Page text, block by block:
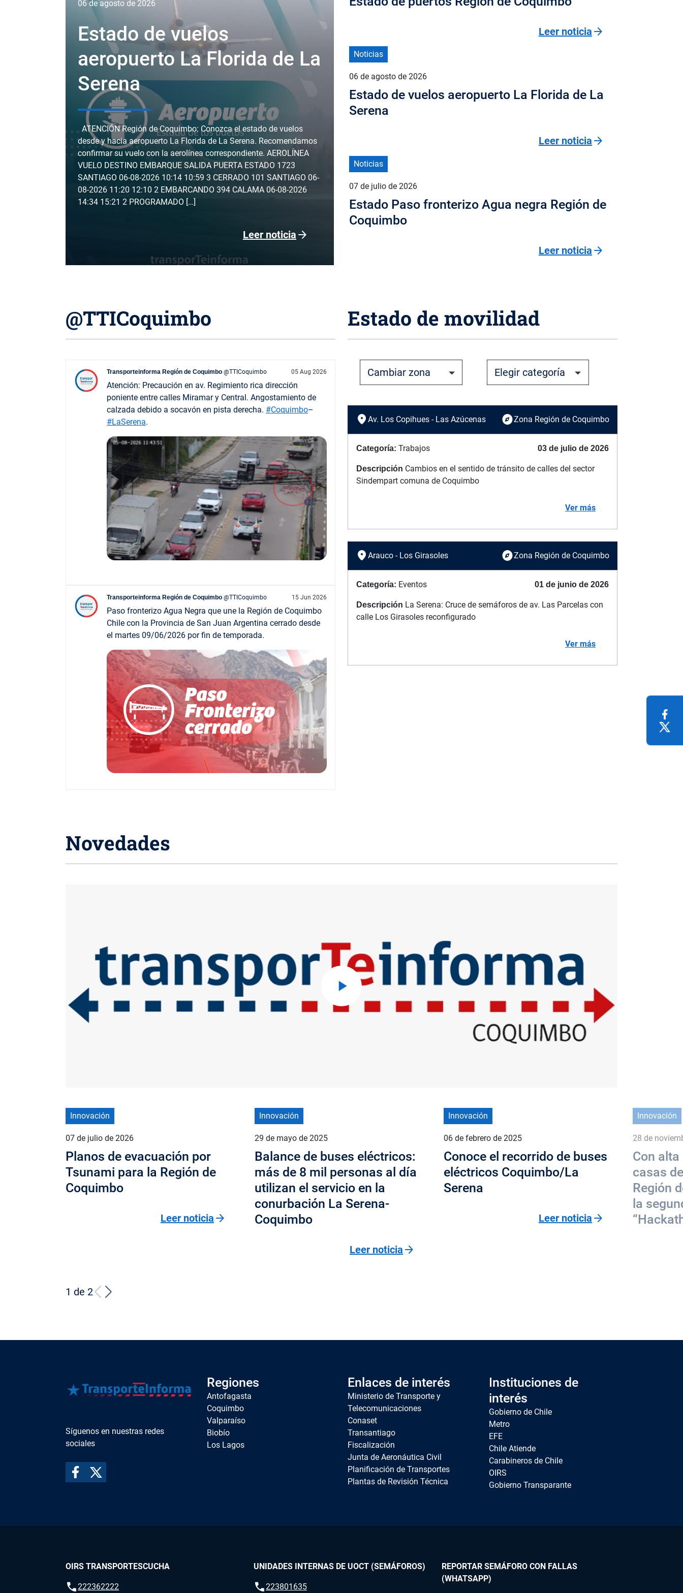
06 de agosto de 2026
Estado de vuelos
aeropuerto La Florida de La
Serena
ATENCIÓN Región de Coquimbo: Conozca el estado de vuelos
desde y hacia aeropuerto La Florida de La Serena. Recomendamos
confirmar su vuelo con la aerolínea correspondiente. AEROLÍNEA
VUELO DESTINO EMBARQUE SALIDA PUERTA ESTADO 1723
SANTIAGO 06-08-2026 10:14 10:59 3 CERRADO 101 SANTIAGO 06-
08-2026 11:20 12:10 2 EMBARCANDO 394 CALAMA 06-08-2026
14:34 15:21 2 PROGRAMADO […]
Leer noticia arrow_forward
Leer noticia arrow_forward
Noticias
06 de agosto de 2026
Estado de vuelos aeropuerto La Florida de La
Serena
Leer noticia arrow_forward
Noticias
07 de julio de 2026
Estado Paso fronterizo Agua negra Región de
Coquimbo
Leer noticia arrow_forward
@TTICoquimbo
Transporteinforma Región de Coquimbo @TTICoquimbo 05 Aug 2026
Atención: Precaución en av. Regimiento rica dirección
poniente entre calles Miramar y Central. Angostamiento de
calzada debido a socavón en pista derecha. #Coquimbo–
#LaSerena.
Transporteinforma Región de Coquimbo @TTICoquimbo 15 Jun 2026
Paso fronterizo Agua Negra que une la Región de Coquimbo
Chile con la Provincia de San Juan Argentina cerrado desde
el martes 09/06/2026 por fin de temporada.
Estado de movilidad
location_on Av. Los Copihues - Las Azúcenas exploreZona Región de Coquimbo
Categoría: Trabajos 03 de julio de 2026
Descripción Cambios en el sentido de tránsito de calles del sector
Sindempart comuna de Coquimbo
Ver más
location_on Arauco - Los Girasoles exploreZona Región de Coquimbo
Categoría: Eventos 01 de junio de 2026
Descripción La Serena: Cruce de semáforos de av. Las Parcelas con
calle Los Girasoles reconfigurado
Ver más
Novedades
Innovación
07 de julio de 2026
Planos de evacuación por
Tsunami para la Región de
Coquimbo
Leer noticia arrow_forward
Innovación
29 de mayo de 2025
Balance de buses eléctricos:
más de 8 mil personas al día
utilizan el servicio en la
conurbación La Serena-
Coquimbo
Leer noticia arrow_forward
Innovación
06 de febrero de 2025
Conoce el recorrido de buses
eléctricos Coquimbo/La
Serena
Leer noticia arrow_forward
Innovación
28 de
Con
casas
Región
la
1 de 2
Síguenos en nuestras redes
sociales
Regiones
Antofagasta
Coquimbo
Valparaíso
Biobío
Los Lagos
Enlaces de interés
Ministerio de Transporte y
Telecomunicaciones
Conaset
Transantiago
Fiscalización
Junta de Aeronáutica Civil
Planificación de Transportes
Plantas de Revisión Técnica
Instituciones de
interés
Gobierno de Chile
Metro
EFE
Chile Atiende
Carabineros de Chile
OIRS
Gobierno Transparante
OIRS TRANSPORTESCUCHA
call222362222
UNIDADES INTERNAS DE UOCT (SEMÁFOROS)
call223801635
REPORTAR SEMÁFORO CON FALLAS
(WHATSAPP)